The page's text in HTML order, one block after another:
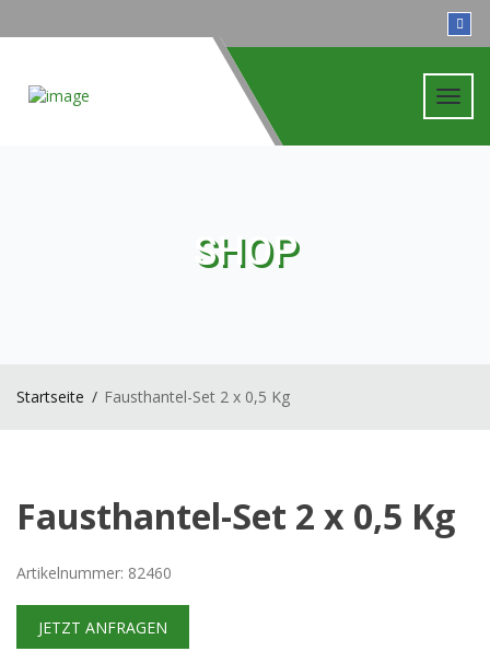
SHOP
Startseite Fausthantel-Set 2 x 0,5 Kg
Fausthantel-Set 2 x 0,5 Kg
Artikelnummer: 82460
JETZT ANFRAGEN